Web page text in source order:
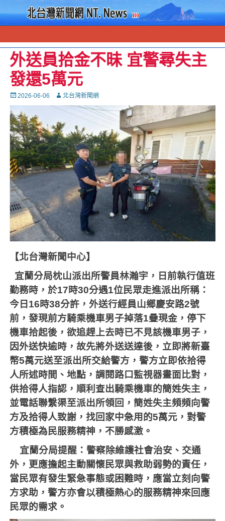
外送員拾金不昧 宜警尋失主
發還5萬元
Posted
on
2026-06-06 Autor北台灣新聞網
【北台灣新聞中心】
宜蘭分局枕山派出所警員林瀚宇，日前執行值班
勤務時，於17時30分遇1位民眾走進派出所稱：
今日16時38分許，外送行經員山鄉慶安路2號
前，發現前方騎乘機車男子掉落1疊現金，停下
機車拾起後，欲追趕上去時已不見該機車男子，
因外送快逾時，故先將外送送達後，立即將新臺
幣5萬元送至派出所交給警方，警方立即依拾得
人所述時間、地點，調閱路口監視器畫面比對，
供拾得人指認，順利查出騎乘機車的簡姓失主，
並電話聯繫渠至派出所領回，簡姓失主頻頻向警
方及拾得人致謝，找回家中急用的5萬元，對警
方積極為民服務精神，不勝感激。
宜蘭分局提醒：警察除維護社會治安、交通
外，更應擔起主動關懷民眾與救助弱勢的責任，
當民眾有發生緊急事態或困難時，應當立刻向警
方求助，警方亦會以積極熱心的服務精神來回應
民眾的需求。